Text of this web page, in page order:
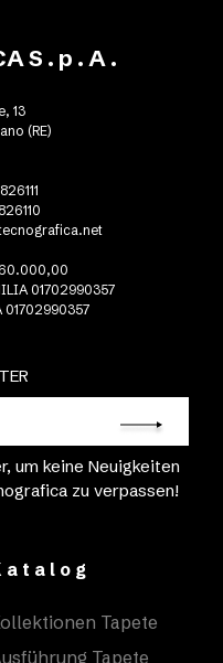
um keine Neuigkeiten
zu verpassen!
S . p . A .
13
(RE)
01702990357
01702990357
Tapete
Tapete